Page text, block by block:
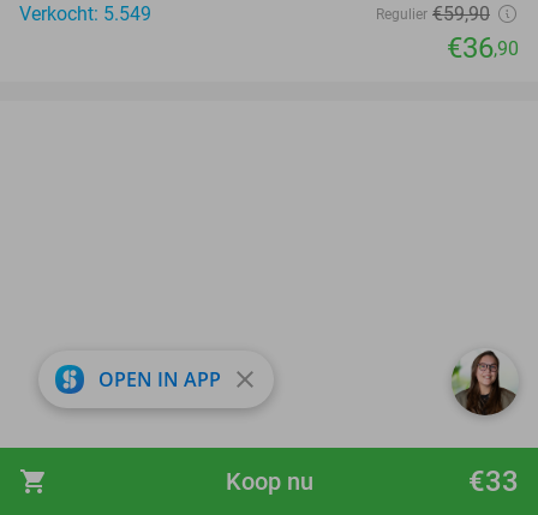
shopping_cart €33
Koop nu
Verkocht: 5.549
Regulier €59,90
€36,90
OPEN IN APP close